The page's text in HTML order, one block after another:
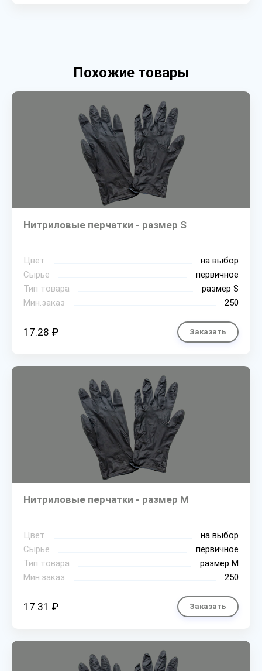
Похожие товары
Нитриловые перчатки - размер S
Цвет
на выбор
Сырье
первичное
Тип товара
размер S
Мин.заказ
250
17.28 ₽ Заказать
Нитриловые перчатки - размер M
Цвет
на выбор
Сырье
первичное
Тип товара
размер М
Мин.заказ
250
17.31 ₽ Заказать